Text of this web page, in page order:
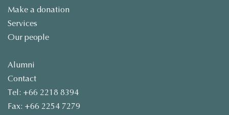
Make a donation
Services
Our people
Alumni
Contact
Tel: +66 2218 8394
Fax: +66 2254 7279